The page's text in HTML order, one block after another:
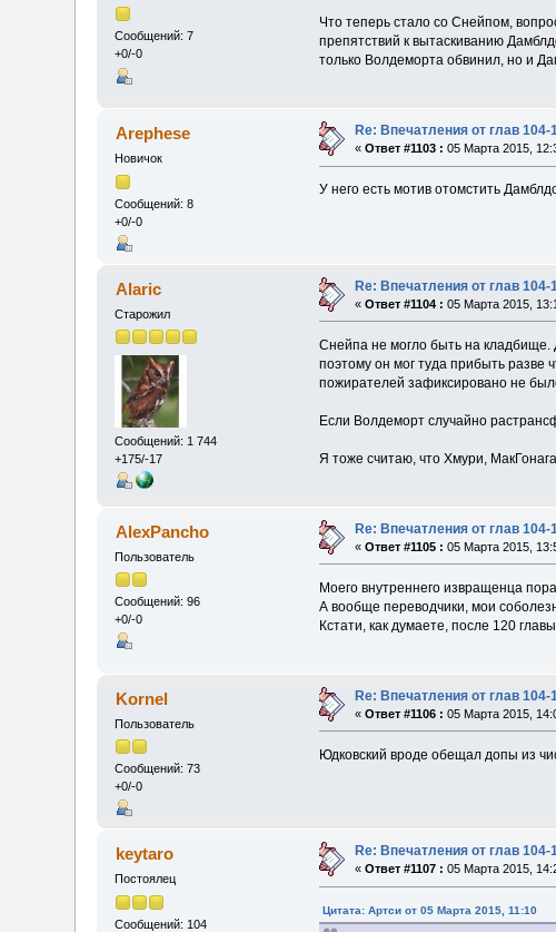
Сообщений: 7
+0/-0
Что теперь стало со Снейпом,
препятствий к вытаскиванию
только Волдеморта обвинил, но и
Arephese
Новичок
Сообщений: 8
+0/-0
Re: Впечатления от глав 104-
«Ответ #1103 : 05 Марта 2015,
У него есть мотив отомстить
Alaric
Старожил
Сообщений: 1 744
+175/-17
Re: Впечатления от глав 104-
«Ответ #1104 : 05 Марта 2015,
Снейпа не могло быть на кладбище.
поэтому он мог туда прибыть разве
пожирателей зафиксировано не
Если Волдеморт случайно
Я тоже считаю, что Хмури,
AlexPancho
Пользователь
Сообщений: 96
+0/-0
Re: Впечатления от глав 104-
«Ответ #1105 : 05 Марта 2015,
Моего внутреннего извращенца
А вообще переводчики, мои
Кстати, как думаете, после 120
Kornel
Пользователь
Сообщений: 73
+0/-0
Re: Впечатления от глав 104-
«Ответ #1106 : 05 Марта 2015,
Юдковский вроде обещал допы из
keytaro
Постоялец
Сообщений: 104
Re: Впечатления от глав 104-
«Ответ #1107 : 05 Марта 2015,
Цитата: Артси от 05 Марта 2015, 11:10